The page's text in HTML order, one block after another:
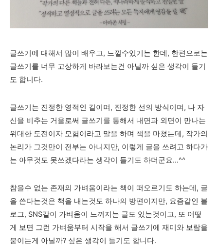
글쓰기에 대해서 많이 배우고, 느낄수있기는 한데, 한편으로는
글쓰기를 너무 고상하게 바라보는건 아닐까 싶은 생각이 들기
도 합니다.
글쓰기는 진정한 영적인 길이며, 진정한 선의 방식이며, 나 자
신을 비추는 거울로써 글쓰기를 통해서 내면과 외면이 만나는
위대한 도전이자 모험이라고 말을 하며 책을 마쳤는데, 작가의
논리가 그것만이 전부는 아니지만, 이렇게 글을 쓰려고 하다가
는 아무것도 못쓰겠다라는 생각이 들기도 하더군요...^^
참을수 없는 존재의 가벼움이라는 책이 떠오르기도 하는데, 글
을 쓴다는것은 책을 내는것도 하나의 방편이지만, 요즘같인 블
로그, SNS같이 가벼움이 느껴지는 글도 있는것이고, 또 어떻
게 보면 그런 가벼움부터 시작을 해서 글쓰기에 재미와 보람을
붙이는게 아닐까? 싶은 생각이 들기도 합니다.